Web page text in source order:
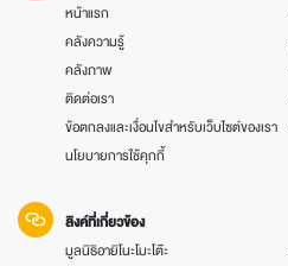
หน้าแรก
คลังความรู้
คลังภาพ
ติดต่อเรา
ข้อตกลงและเงื่อนไขสำหรับเว็บไซต์ของเรา
นโยบายการใช้คุกกี้
ลิงค์ที่เกี่ยวข้อง
มูลนิธิอายิโนะโมะโต๊ะ